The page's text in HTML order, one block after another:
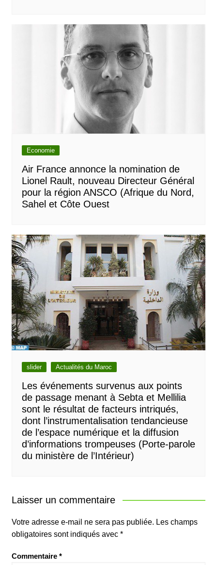
Economie
Air France annonce la nomination de
Lionel Rault, nouveau Directeur Général
pour la région ANSCO (Afrique du Nord,
Sahel et Côte Ouest
slider Actualités du Maroc
Les événements survenus aux points
de passage menant à Sebta et Mellilia
sont le résultat de facteurs intriqués,
dont l’instrumentalisation tendancieuse
de l’espace numérique et la diffusion
d’informations trompeuses (Porte-parole
du ministère de l’Intérieur)
Laisser un commentaire
Votre adresse e-mail ne sera pas publiée. Les champs
obligatoires sont indiqués avec *
Commentaire *